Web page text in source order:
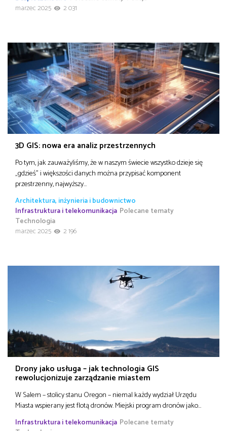
marzec 2025
2 031
3D GIS: nowa era analiz przestrzennych
Po tym, jak zauważyliśmy, że w naszym świecie wszystko dzieje się
„gdzieś” i większości danych można przypisać komponent
przestrzenny, najwyższy…
Architektura, inżynieria i budownictwo
Infrastruktura i telekomunikacja Polecane tematy
Technologia
marzec 2025
2 196
Drony jako usługa – jak technologia GIS
rewolucjonizuje zarządzanie miastem
W Salem – stolicy stanu Oregon – niemal każdy wydział Urzędu
Miasta wspierany jest flotą dronów. Miejski program dronów jako…
Infrastruktura i telekomunikacja Polecane tematy